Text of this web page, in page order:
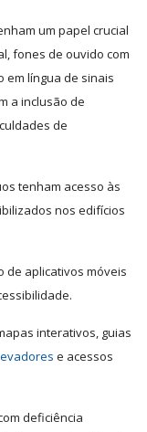
um papel crucial
fones de ouvido com
em língua de sinais
a inclusão de
de
tenham acesso às
nos edifícios
de aplicativos móveis
interativos, guias
e acessos
deficiência